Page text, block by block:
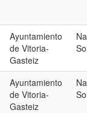
Ayuntamiento
de Vitoria-
Gasteiz
Ayuntamiento
de Vitoria-
Gasteiz